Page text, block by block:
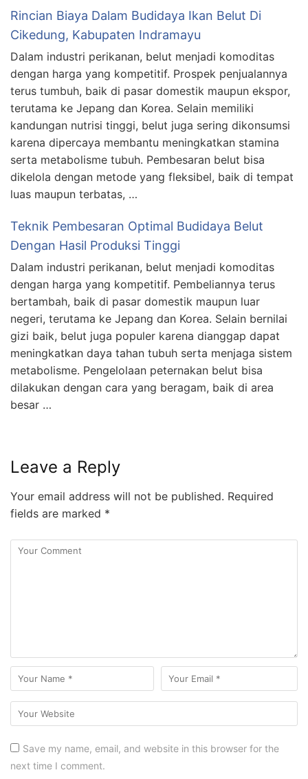
Rincian Biaya Dalam Budidaya Ikan Belut Di
Cikedung, Kabupaten Indramayu
Dalam industri perikanan, belut menjadi komoditas
dengan harga yang kompetitif. Prospek penjualannya
terus tumbuh, baik di pasar domestik maupun ekspor,
terutama ke Jepang dan Korea. Selain memiliki
kandungan nutrisi tinggi, belut juga sering dikonsumsi
karena dipercaya membantu meningkatkan stamina
serta metabolisme tubuh. Pembesaran belut bisa
dikelola dengan metode yang fleksibel, baik di tempat
luas maupun terbatas, …
Teknik Pembesaran Optimal Budidaya Belut
Dengan Hasil Produksi Tinggi
Dalam industri perikanan, belut menjadi komoditas
dengan harga yang kompetitif. Pembeliannya terus
bertambah, baik di pasar domestik maupun luar
negeri, terutama ke Jepang dan Korea. Selain bernilai
gizi baik, belut juga populer karena dianggap dapat
meningkatkan daya tahan tubuh serta menjaga sistem
metabolisme. Pengelolaan peternakan belut bisa
dilakukan dengan cara yang beragam, baik di area
besar …
Leave a Reply
Your email address will not be published. Required
fields are marked *
Save my name, email, and website in this browser for the
next time I comment.